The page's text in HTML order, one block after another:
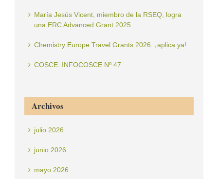
María Jesús Vicent, miembro de la RSEQ, logra
una ERC Advanced Grant 2025
Chemistry Europe Travel Grants 2026: ¡aplica ya!
COSCE: INFOCOSCE Nº 47
Archivos
julio 2026
junio 2026
mayo 2026